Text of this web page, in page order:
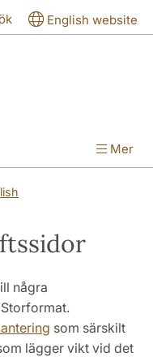
English website
Mer
några
som särskilt
lägger vikt vid det